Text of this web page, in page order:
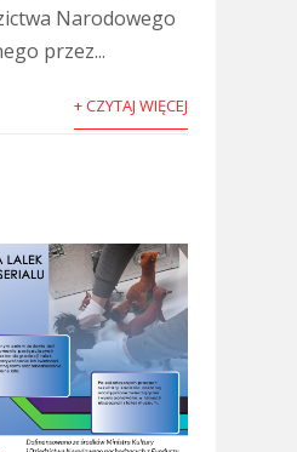
Narodowego
przez...
+ CZYTAJ WIĘCEJ